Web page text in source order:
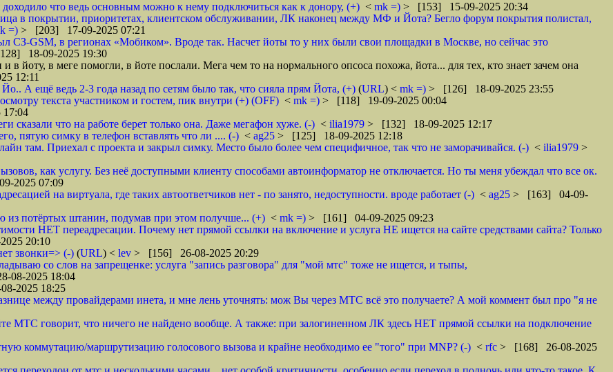
что ведь основным можно к нему подключиться как к донору, (+) < mk =) > [153] 15-09-2025 20:34
в покрытии, приоритетах, клиентском обслуживании, ЛК наконец между МФ и Йота? Бегло форум покрытия полистал,
=) > [203] 17-09-2025 07:21
GSM, в регионах «Мобиком». Вроде так. Насчет йоты то у них были свои площадки в Москве, но сейчас это
18-09-2025 19:30
йоту, в меге помогли, в йоте послали. Мега чем то на нормального опсоса похожа, йота... для тех, кто знает зачем она
12:11
А ещё ведь 2-3 года назад по сетям было так, что сияла прям Йота, (+) (URL) < mk =) > [126] 18-09-2025 23:55
текста участником и гостем, пик внутри (+) (OFF) < mk =) > [118] 19-09-2025 00:04
сказали что на работе берет только она. Даже мегафон хуже. (-) < ilia1979 > [132] 18-09-2025 12:17
пятую симку в телефон вставлять что ли .... (-) < ag25 > [125] 18-09-2025 12:18
там. Приехал с проекта и закрыл симку. Место было более чем специфичное, так что не заморачивайся. (-) < ilia1979 >
как услугу. Без неё доступными клиенту способами автоинформатор не отключается. Но ты меня убеждал что все ок.
2025 07:09
на виртуала, где таких автоответчиков нет - по занято, недоступности. вроде работает (-) < ag25 > [163] 04-09-
из потёртых штанин, подумав при этом получше... (+) < mk =) > [161] 04-09-2025 09:23
НЕТ переадресации. Почему нет прямой ссылки на включение и услуга НЕ ищется на сайте средствами сайта? Только
20:10
звонки=> (-) (URL) < lev > [156] 26-08-2025 20:29
со слов на запрещенке: услуга "запись разговора" для "мой мтс" тоже не ищется, и тыпы,
08-2025 18:04
2025 18:25
между провайдерами инета, и мне лень уточнять: мож Вы через МТС всё это получаете? А мой коммент был про "я не
МТС говорит, что ничего не найдено вообще. А также: при залогиненном ЛК здесь НЕТ прямой ссылки на подключение
коммутацию/маршрутизацию голосового вызова и крайне необходимо ее "того" при MNP? (-) < rfc > [168] 26-08-2025